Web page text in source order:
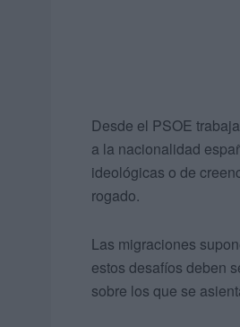
Desde el PSOE
a la nacionalidad
ideológicas o de
rogado.
Las migraciones
estos desafíos deben
sobre los que se